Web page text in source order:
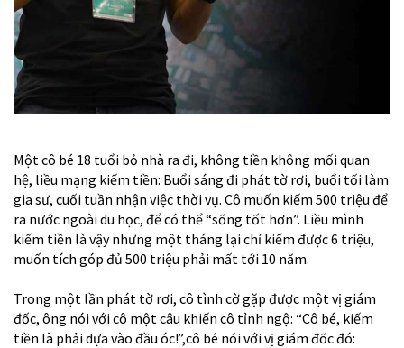
Một cô bé 18 tuổi bỏ nhà ra đi, không tiền không mối quan
hệ, liều mạng kiếm tiền: Buổi sáng đi phát tờ rơi, buổi tối làm
gia sư, cuối tuần nhận việc thời vụ. Cô muốn kiếm 500 triệu để
ra nước ngoài du học, để có thể “sống tốt hơn”. Liều mình
kiếm tiền là vậy nhưng một tháng lại chỉ kiếm được 6 triệu,
muốn tích góp đủ 500 triệu phải mất tới 10 năm.
Trong một lần phát tờ rơi, cô tình cờ gặp được một vị giám
đốc, ông nói với cô một câu khiến cô tỉnh ngộ: “Cô bé, kiếm
tiền là phải dựa vào đầu óc!”,cô bé nói với vị giám đốc đó: